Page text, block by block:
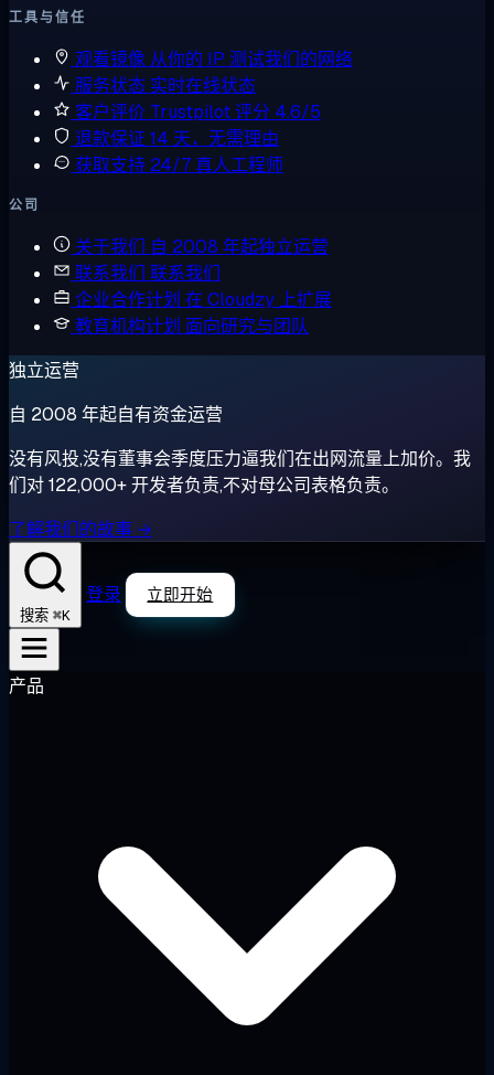
工具与信任
观看镜像 从你的 IP 测试我们的网络
服务状态 实时在线状态
客户评价 Trustpilot 评分 4.6/5
退款保证 14 天，无需理由
获取支持 24/7 真人工程师
公司
关于我们 自 2008 年起独立运营
联系我们 联系我们
企业合作计划 在 Cloudzy 上扩展
教育机构计划 面向研究与团队
独立运营
自 2008 年起自有资金运营
没有风投,没有董事会季度压力逼我们在出网流量上加价。我
们对 122,000+ 开发者负责,不对母公司表格负责。
了解我们的故事 →
搜索 ⌘K
登录 立即开始
产品